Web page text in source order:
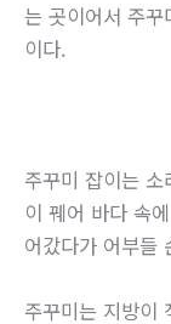
는 곳이어서 주
이다.
주꾸미 잡이는
이 꿰어 바다 속
어갔다가 어부들
주꾸미는 지방이